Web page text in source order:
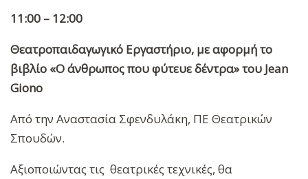
11:00 – 12:00
Θεατροπαιδαγωγικό Εργαστήριο, με αφορμή το
βιβλίο «Ο άνθρωπος που φύτευε δέντρα» του Jean
Giono
Από την Αναστασία Σφενδυλάκη, ΠΕ Θεατρικών
Σπουδών.
Αξιοποιώντας τις θεατρικές τεχνικές, θα